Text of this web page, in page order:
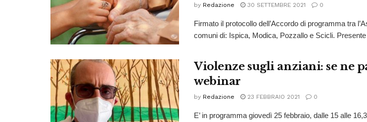
by Redazione 30 SETTEMBRE 2021 0
Firmato il protocollo dell’Accordo di programma tra
comuni di: Ispica, Modica, Pozzallo e Scicli. Presente
Violenze sugli anziani: se ne
webinar
by Redazione 23 FEBBRAIO 2021 0
E’ in programma giovedì 25 febbraio, dalle 15 alle